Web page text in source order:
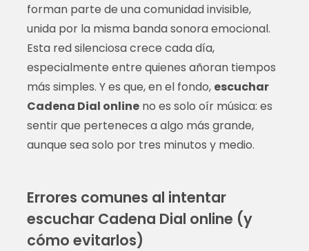
forman parte de una comunidad invisible,
unida por la misma banda sonora emocional.
Esta red silenciosa crece cada día,
especialmente entre quienes añoran tiempos
más simples. Y es que, en el fondo, escuchar
Cadena Dial onlineno es solo oír música: es
sentir que perteneces a algo más grande,
aunque sea solo por tres minutos y medio.
Errores comunes al intentar
escuchar Cadena Dial online (y
cómo evitarlos)